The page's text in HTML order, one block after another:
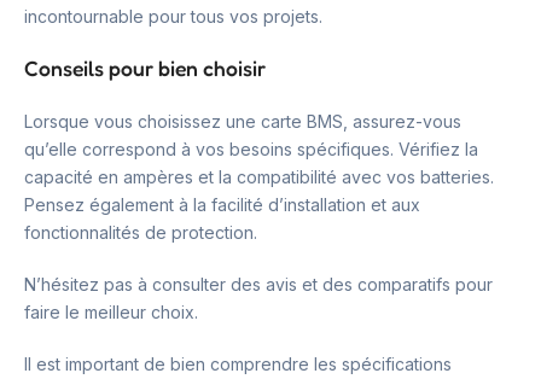
incontournable pour tous vos projets.
Conseils pour bien choisir
Lorsque vous choisissez une carte BMS, assurez-vous
qu’elle correspond à vos besoins spécifiques. Vérifiez la
capacité en ampères et la compatibilité avec vos batteries.
Pensez également à la facilité d’installation et aux
fonctionnalités de protection.
N’hésitez pas à consulter des avis et des comparatifs pour
faire le meilleur choix.
Il est important de bien comprendre les spécifications